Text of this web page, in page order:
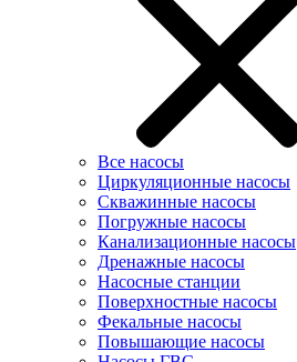
Все насосы
Циркуляционные насосы
Скважинные насосы
Погружные насосы
Канализационные насосы
Дренажные насосы
Насосные станции
Поверхностные насосы
Фекальные насосы
Повышающие насосы